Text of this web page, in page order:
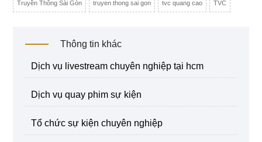
Truyền Thông Sài Gòn truyen thong sai gon tvc quang cao TVC
Thông tin khác
dịch vụ livestream chuyên nghiệp tại hcm
dịch vụ quay phim sự kiện
tổ chức sự kiện chuyên nghiệp